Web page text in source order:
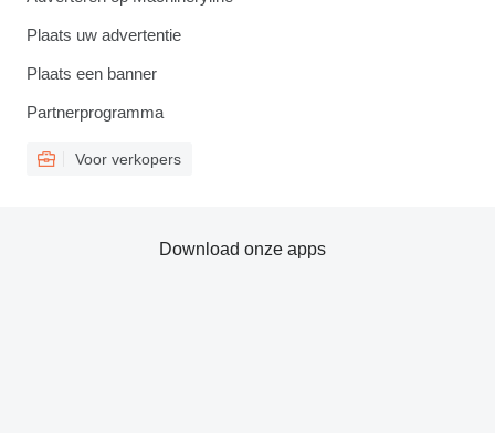
Plaats uw advertentie
Plaats een banner
Partnerprogramma
Voor verkopers
Download onze apps